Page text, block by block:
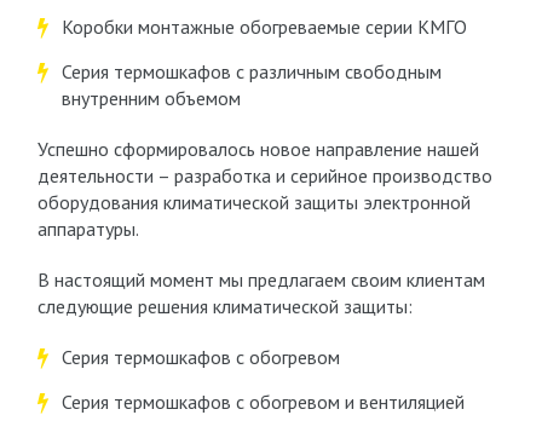
Коробки монтажные обогреваемые серии КМГО
Серия термошкафов с различным свободным
внутренним объемом
Успешно сформировалось новое направление нашей
деятельности – разработка и серийное производство
оборудования климатической защиты электронной
аппаратуры.
В настоящий момент мы предлагаем своим клиентам
следующие решения климатической защиты:
Серия термошкафов с обогревом
Серия термошкафов с обогревом и вентиляцией